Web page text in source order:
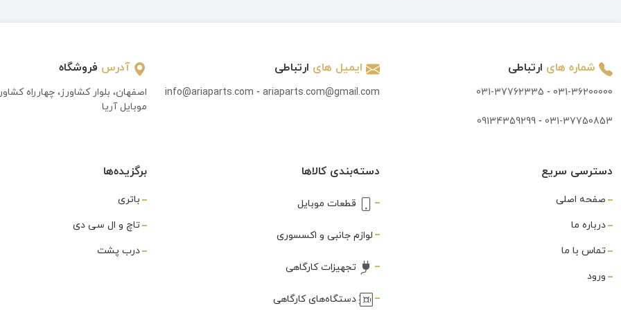
تبدیل
خمیر قلع
درب سیم
درب پشت
شماره های ارتباطی
031-36200000
-
031-37762335
031-37750853
-
09134359299
ایمیل های ارتباطی
info@ariaparts.com - ariaparts.com@gmail.com
آدرس فروشگاه
اصفهان، بلوار کشاورز، چهارراه
موبایل آریا
دسترسی سریع
صفحه اصلی
درباره ما
تماس با ما
ورود
دسته‌بندی کالاها
قطعات موبایل
لوازم جانبی و اکسسوری
تجهیزات کارگاهی
دستگاه‌های کارگاهی
برگزیده‌ها
باتری
تاچ و ال سی دی
درب پشت